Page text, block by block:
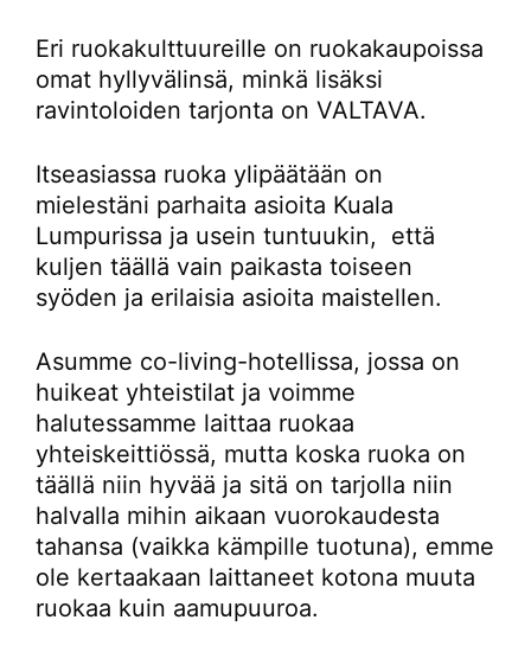
Eri ruokakulttuureille on ruokakaupoissa
omat hyllyvälinsä, minkä lisäksi
ravintoloiden tarjonta on VALTAVA.
Itseasiassa ruoka ylipäätään on
mielestäni parhaita asioita Kuala
Lumpurissa ja usein tuntuukin, että
kuljen täällä vain paikasta toiseen
syöden ja erilaisia asioita maistellen.
Asumme co-living-hotellissa, jossa on
huikeat yhteistilat ja voimme
halutessamme laittaa ruokaa
yhteiskeittiössä, mutta koska ruoka on
täällä niin hyvää ja sitä on tarjolla niin
halvalla mihin aikaan vuorokaudesta
tahansa (vaikka kämpille tuotuna), emme
ole kertaakaan laittaneet kotona muuta
ruokaa kuin aamupuuroa.